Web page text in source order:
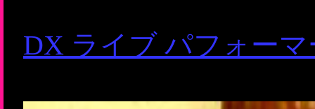
DX ライブ パフォー